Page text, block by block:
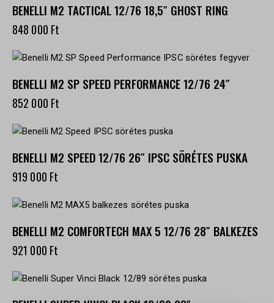
BENELLI M2 TACTICAL 12/76 18,5″ GHOST RING
848 000 Ft
BENELLI M2 SP SPEED PERFORMANCE 12/76 24″
852 000 Ft
BENELLI M2 SPEED 12/76 26″ IPSC SÖRÉTES PUSKA
919 000 Ft
BENELLI M2 COMFORTECH MAX 5 12/76 28″ BALKEZES
921 000 Ft